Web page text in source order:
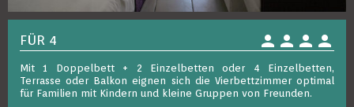
FÜR 4 person
person
person
person
Mit 1 Doppelbett + 2 Einzelbetten oder 4 Einzelbetten,
Terrasse oder Balkon eignen sich die Vierbettzimmer optimal
für Familien mit Kindern und kleine Gruppen von Freunden.